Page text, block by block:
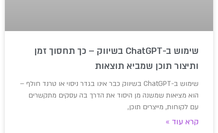
שימוש ב-ChatGPT בשיווק – כך תחסוך זמן
ותיצור תוכן שמביא תוצאות
שימוש ב-ChatGPT בשיווק כבר אינו בגדר ניסוי או טרנד חולף –
הוא מציאות שמשנה מן היסוד את הדרך בה עסקים מתקשרים
עם לקוחות, מייצרים תוכן,
קרא עוד »